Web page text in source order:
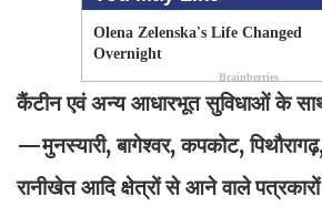
कैंटीन एवं अन्य आधारभूत सुविधाओं के
—मुनस्यारी, बागेश्वर, कपकोट,
रानीखेत आदि क्षेत्रों से आने वाले